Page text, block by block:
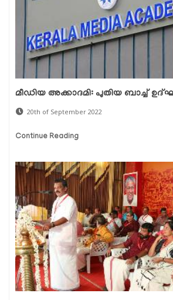
മീഡിയ അക്കാദമി: പുതിയ ബാച്ച്
20th of September 2022
Continue Reading